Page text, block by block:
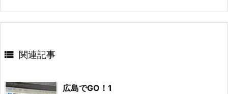
 関連記事
広島でGO！1